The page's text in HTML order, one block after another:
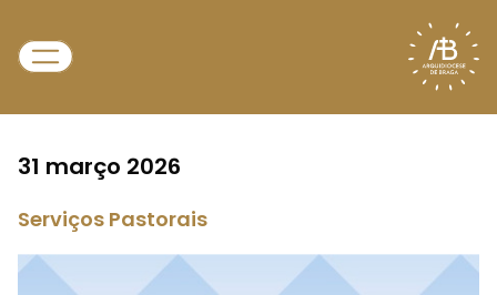
31 março 2026
Serviços Pastorais